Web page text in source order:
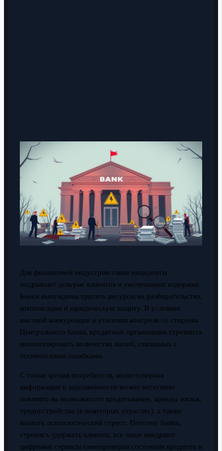
Для финансовой индустрии такие инциденты
подрывают доверие клиентов и увеличивают издержки.
Банки вынуждены тратить ресурсы на разбирательства,
компенсации и юридическую защиту. В условиях
высокой конкуренции и усиления контроля со стороны
Центрального банка, кредитные организации стремятся
минимизировать количество жалоб, связанных с
техническими ошибками.
С точки зрения потребителя, недостоверная
информация о задолженности может негативно
повлиять на возможности кредитования, аренды жилья,
трудоустройства (в некоторых отраслях), а также
вызвать психологический стресс. Поэтому банки,
стремясь удержать клиента, все чаще внедряют
цифровые сервисы самопроверки состояния кредитов и